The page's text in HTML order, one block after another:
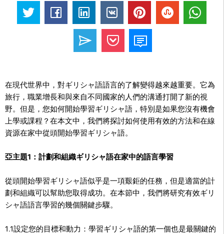
在現代世界中，對ギリシャ語語言的了解變得越來越重要。它為
旅行，職業增長和與來自不同國家的人們的溝通打開了新的視
野。但是，您如何開始學習ギリシャ語，特別是如果您沒有機會
上學或課程？在本文中，我們將探討如何使用有效的方法和在線
資源在家中從頭開始學習ギリシャ語。
亞主題1：計劃和組織ギリシャ語在家中的語言學習
從頭開始學習ギリシャ語似乎是一項艱鉅的任務，但是適當的計
劃和組織可以幫助您取得成功。在本節中，我們將研究有效ギリ
シャ語語言學習的幾個關鍵步驟。
1.1設定您的目標和動力：學習ギリシャ語的第一個也是最關鍵的